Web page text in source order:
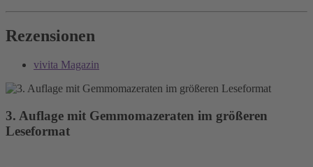
Rezensionen
vivita Magazin
3. Auflage mit Gemmomazeraten im größeren
Leseformat